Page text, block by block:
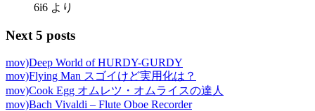
6i6 より
Next 5 posts
mov)Deep World of HURDY-GURDY
mov)Flying Man スゴイけど実用化は？
mov)Cook Egg オムレツ・オムライスの達人
mov)Bach Vivaldi – Flute Oboe Recorder